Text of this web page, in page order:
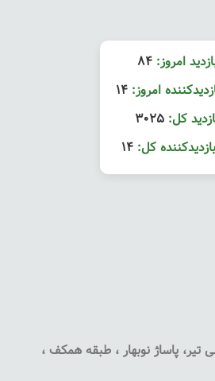
امروز: 84
امروز: 14
کل: 3025
بازدیدکننده کل: 14
تیر، پاساژ نوبهار ، طبقه همکف ،